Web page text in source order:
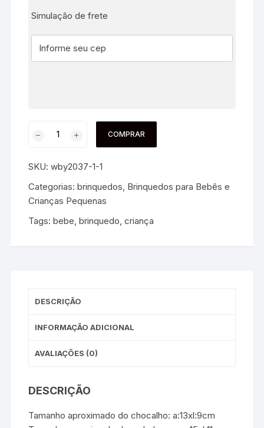
Simulação de frete
COMPRAR
SKU:wby2037-1-1
Categorias:brinquedos Brinquedos para Bebês e
Crianças Pequenas
Tags:bebe ,brinquedo ,criança
DESCRIÇÃO
INFORMAÇÃO ADICIONAL
AVALIAÇÕES (0)
DESCRIÇÃO
Tamanho aproximado do chocalho: a:13xl:9cm